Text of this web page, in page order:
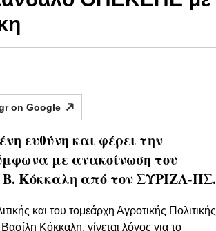
on Google
ευθύνη και φέρει την
με ανακοίνωση του
Β. Κόκκαλη από τον ΣΥΡΙΖΑ-ΠΣ.
και του τομεάρχη Αγροτικής Πολιτικής
Βασίλη Κόκκαλη, γίνεται λόγος για το